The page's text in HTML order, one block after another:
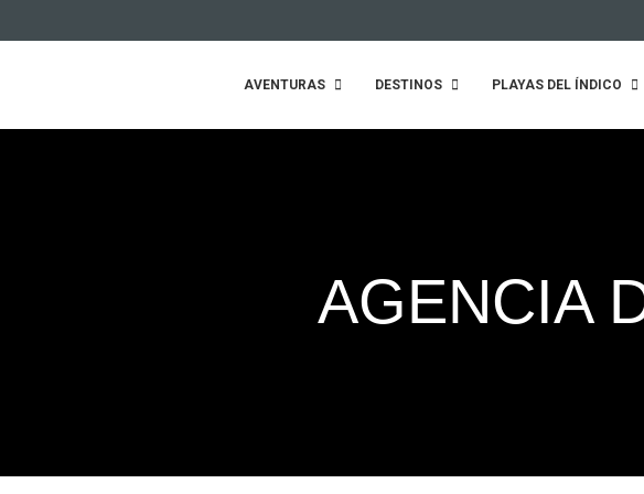
AVENTURAS DESTINOS PLAYAS DEL ÍNDICO
AGENCIA